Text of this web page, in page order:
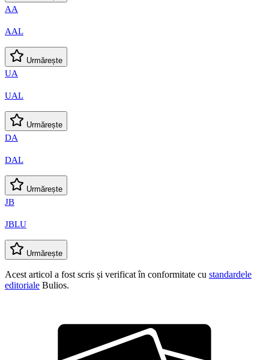
AA
AAL
Urmărește
UA
UAL
Urmărește
DA
DAL
Urmărește
JB
JBLU
Urmărește
Acest articol a fost scris și verificat în conformitate cu standardele
editoriale Bulios.